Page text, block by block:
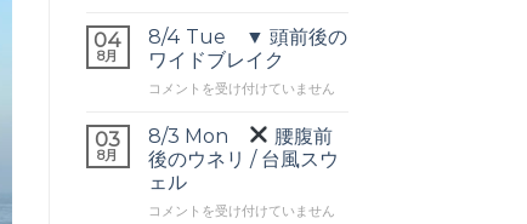
ネ
リ
は
▼
オ
ー
バ
ヘ
ッ
ド
の
ワ
04
8月
8/4 Tue ▼ 頭前後の
ワイドブレイク
8/4
▼
頭
前
後
の
コメントを受け付けていません
03
8月
8/3 Mon
腰腹前
後のウネリ / 台風スウ
ェル
8/3
コメントを受け付けていません